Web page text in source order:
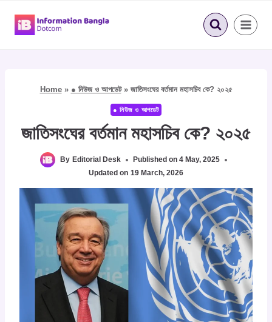
Home» ● নিউজ ও আপডেট» জাতিসংঘের বর্তমান মহাসচিব কে? ২০২৫
● নিউজ ও আপডেট
জাতিসংঘের বর্তমান মহাসচিব কে? ২০২৫
By Editorial Desk Published on 4 May, 2025
Updated on 19 March, 2026